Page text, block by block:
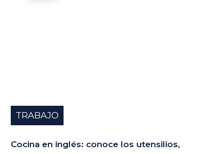
TRABAJO
Cocina en inglés: conoce los utensilios,